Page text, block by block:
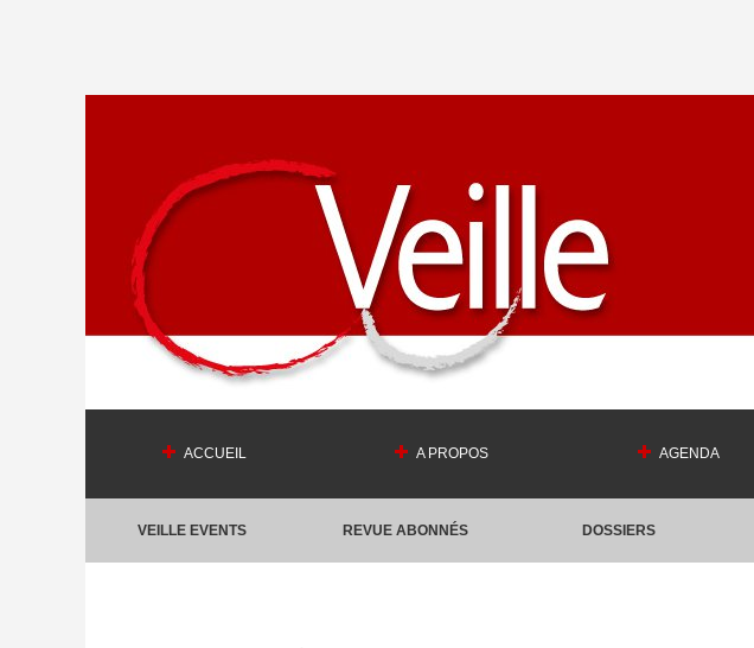
ACCUEIL A PROPOS AGENDA
VEILLE EVENTS REVUE ABONNÉS DOSSIERS